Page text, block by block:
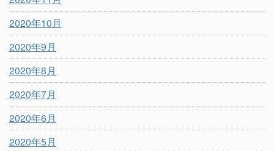
2020年10月
2020年9月
2020年8月
2020年7月
2020年6月
2020年5月